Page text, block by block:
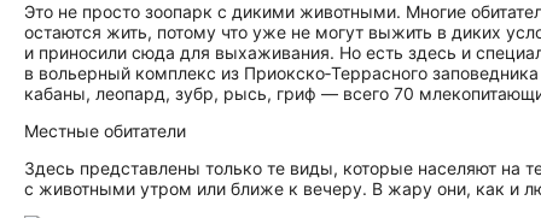
Это не просто зоопарк с дикими животными. Многие
остаются жить, потому что уже не могут выжить в диких
и приносили сюда для выхаживания. Но есть здесь и
в вольерный комплекс из Приокско‑Террасного
кабаны, леопард, зубр, рысь, гриф — всего 70
Местные обитатели
Здесь представлены только те виды, которые населяют на
с животными утром или ближе к вечеру. В жару они, как и